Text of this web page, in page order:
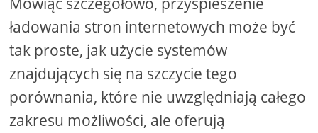
ładowania stron internetowych może być
tak proste, jak użycie systemów
znajdujących się na szczycie tego
porównania, które nie uwzględniają całego
zakresu możliwości, ale oferują